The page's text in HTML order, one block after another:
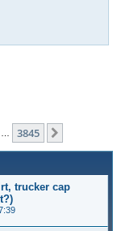
3845
trucker cap